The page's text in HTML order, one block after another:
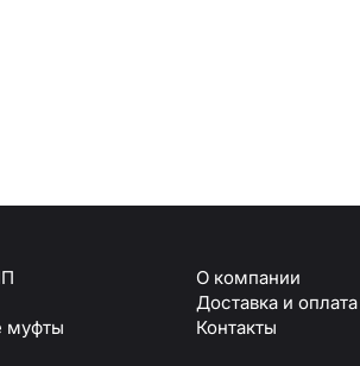
муфты
О компании
Доставка и оплата
Контакты